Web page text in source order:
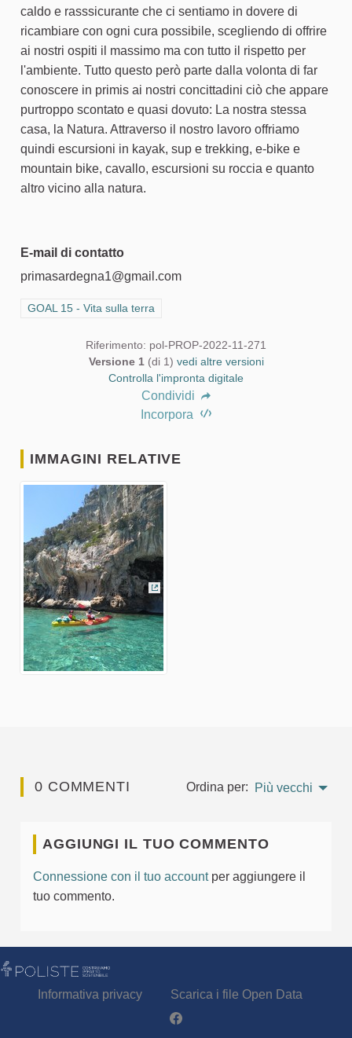
caldo e rasssicurante che ci sentiamo in dovere di
ricambiare con ogni cura possibile, scegliendo di offrire
ai nostri ospiti il massimo ma con tutto il rispetto per
l'ambiente. Tutto questo però parte dalla volonta di far
conoscere in primis ai nostri concittadini ciò che appare
purtroppo scontato e quasi dovuto: La nostra stessa
casa, la Natura. Attraverso il nostro lavoro offriamo
quindi escursioni in kayak, sup e trekking, e-bike e
mountain bike, cavallo, escursioni su roccia e quanto
altro vicino alla natura.
E-mail di contatto
primasardegna1@gmail.com
Filtra i risultati per categoria: GOAL 15 - Vita sulla terra
GOAL 15 - Vita sulla terra
Riferimento: pol-PROP-2022-11-271
Versione 1(di 1) vedi altre versioni
Controlla l'impronta digitale
Condividi
Incorpora
IMMAGINI RELATIVE
(Collegamento esterno)
0 COMMENTI Ordina per: Più vecchi
AGGIUNGI IL TUO COMMENTO
Connessione con il tuo accountper aggiungere il
tuo commento.
Informativa privacy
Scarica i file Open Data
Partecipa - Poliste su Facebook